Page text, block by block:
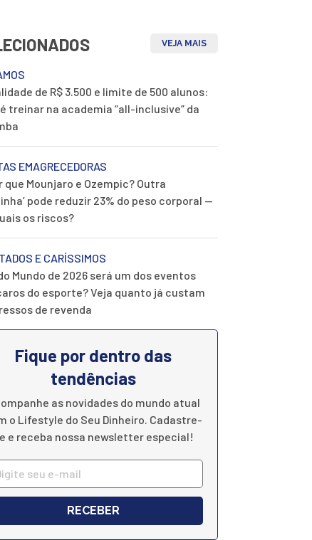
VEJA MAIS
de R$ 3.500 e limite de 500 alunos:
treinar na academia “all-inclusive” da
EMAGRECEDORAS
que Mounjaro e Ozempic? Outra
pode reduzir 23% do peso corporal —
os riscos?
E CARÍSSIMOS
Mundo de 2026 será um dos eventos
do esporte? Veja quanto já custam
de revenda
Fique por dentro das
tendências
as novidades do mundo atual
o Lifestyle do Seu Dinheiro. Cadastre-
e receba nossa newsletter especial!
RECEBER